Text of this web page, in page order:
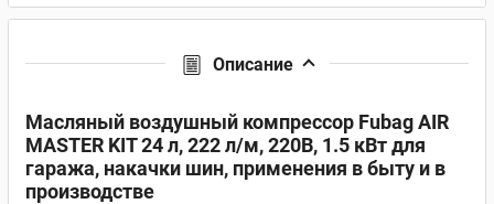
Описание
Масляный воздушный компрессор Fubag AIR
MASTER KIT 24 л, 222 л/м, 220В, 1.5 кВт для
гаража, накачки шин, применения в быту и в
производстве